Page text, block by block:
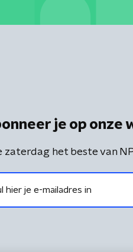
je op onze
zaterdag het beste van